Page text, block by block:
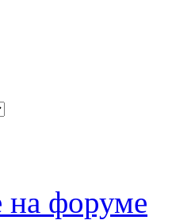
на форуме